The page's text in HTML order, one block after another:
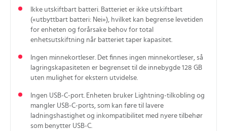
Ikke utskiftbart batteri. Batteriet er ikke utskiftbart
(«utbyttbart batteri: Nei»), hvilket kan begrense levetiden
for enheten og forårsake behov for total
enhetsutskiftning når batteriet taper kapasitet.
Ingen minnekortleser. Det finnes ingen minnekortleser, så
lagringskapasiteten er begrenset til de innebygde 128 GB
uten mulighet for ekstern utvidelse.
Ingen USB‑C‑port. Enheten bruker Lightning‑tilkobling og
mangler USB‑C‑ports, som kan føre til lavere
ladningshastighet og inkompatibilitet med nyere tilbehør
som benytter USB‑C.